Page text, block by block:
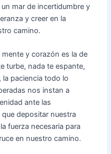
mar de incertidumbre y
y creer en la
camino.
y corazón es la de
turbe, nada te espante,
paciencia todo lo
nos instan a
ante las
depositar nuestra
fuerza necesaria para
en nuestro camino.